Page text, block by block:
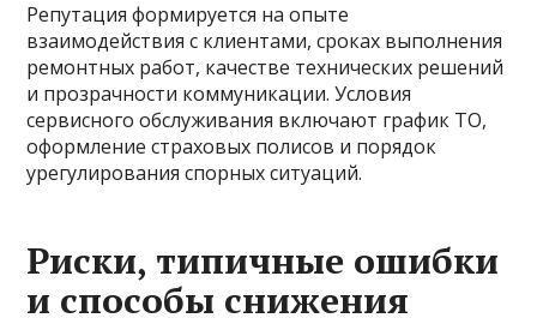
Репутация формируется на опыте
взаимодействия с клиентами, сроках выполнения
ремонтных работ, качестве технических решений
и прозрачности коммуникации. Условия
сервисного обслуживания включают график ТО,
оформление страховых полисов и порядок
урегулирования спорных ситуаций.
Риски, типичные ошибки
и способы снижения